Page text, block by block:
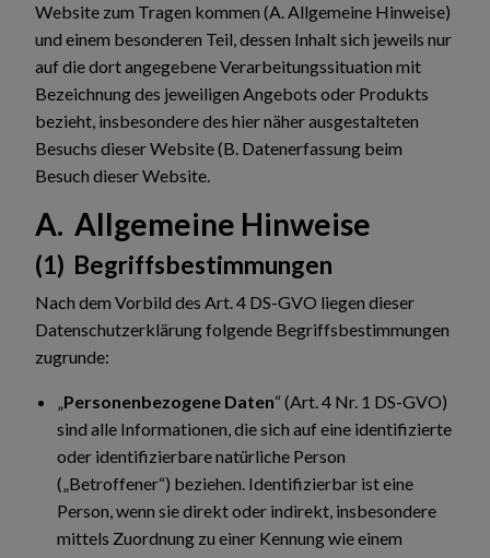
Website zum Tragen kommen (A. Allgemeine Hinweise)
und einem besonderen Teil, dessen Inhalt sich jeweils nur
auf die dort angegebene Verarbeitungssituation mit
Bezeichnung des jeweiligen Angebots oder Produkts
bezieht, insbesondere des hier näher ausgestalteten
Besuchs dieser Website (B. Datenerfassung beim
Besuch dieser Website.
A. Allgemeine Hinweise
(1) Begriffsbestimmungen
Nach dem Vorbild des Art. 4 DS-GVO liegen dieser
Datenschutzerklärung folgende Begriffsbestimmungen
zugrunde:
„Personenbezogene Daten“ (Art. 4 Nr. 1 DS-GVO)
sind alle Informationen, die sich auf eine identifizierte
oder identifizierbare natürliche Person
(„Betroffener“) beziehen. Identifizierbar ist eine
Person, wenn sie direkt oder indirekt, insbesondere
mittels Zuordnung zu einer Kennung wie einem